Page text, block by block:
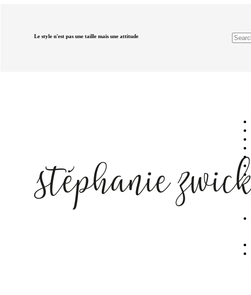
Le style n'est pas une taille mais une attitude